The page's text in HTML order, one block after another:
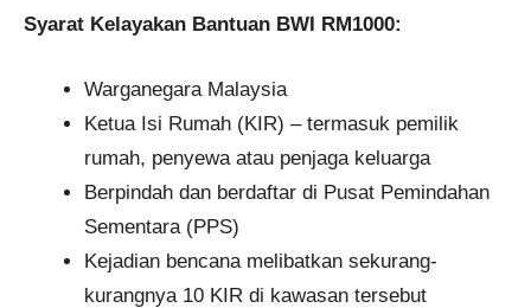
Syarat Kelayakan Bantuan BWI RM1000:
Warganegara Malaysia
Ketua Isi Rumah (KIR) – termasuk pemilik
rumah, penyewa atau penjaga keluarga
Berpindah dan berdaftar di Pusat Pemindahan
Sementara (PPS)
Kejadian bencana melibatkan sekurang-
kurangnya 10 KIR di kawasan tersebut